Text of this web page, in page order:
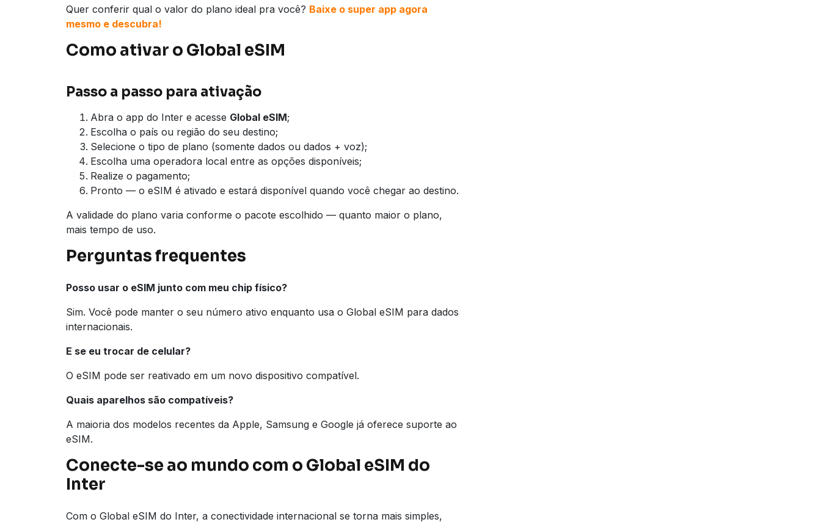
Quer conferir qual o valor do plano ideal pra você? Baixe o super app agora
mesmo e descubra!
Como ativar o Global eSIM
Passo a passo para ativação
Abra o app do Inter e acesse Global eSIM;
Escolha o país ou região do seu destino;
Selecione o tipo de plano (somente dados ou dados + voz);
Escolha uma operadora local entre as opções disponíveis;
Realize o pagamento;
Pronto — o eSIM é ativado e estará disponível quando você chegar ao destino.
A validade do plano varia conforme o pacote escolhido — quanto maior o plano,
mais tempo de uso.
Perguntas frequentes
Posso usar o eSIM junto com meu chip físico?
Sim. Você pode manter o seu número ativo enquanto usa o Global eSIM para dados
internacionais.
E se eu trocar de celular?
O eSIM pode ser reativado em um novo dispositivo compatível.
Quais aparelhos são compatíveis?
A maioria dos modelos recentes da Apple, Samsung e Google já oferece suporte ao
eSIM.
Conecte-se ao mundo com o Global eSIM do
Inter
Com o Global eSIM do Inter, a conectividade internacional se torna mais simples,